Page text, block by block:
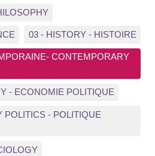
03 - HISTORY - HISTOIRE
CONTEMPORARY
- ECONOMIE POLITIQUE
POLITICS - POLITIQUE